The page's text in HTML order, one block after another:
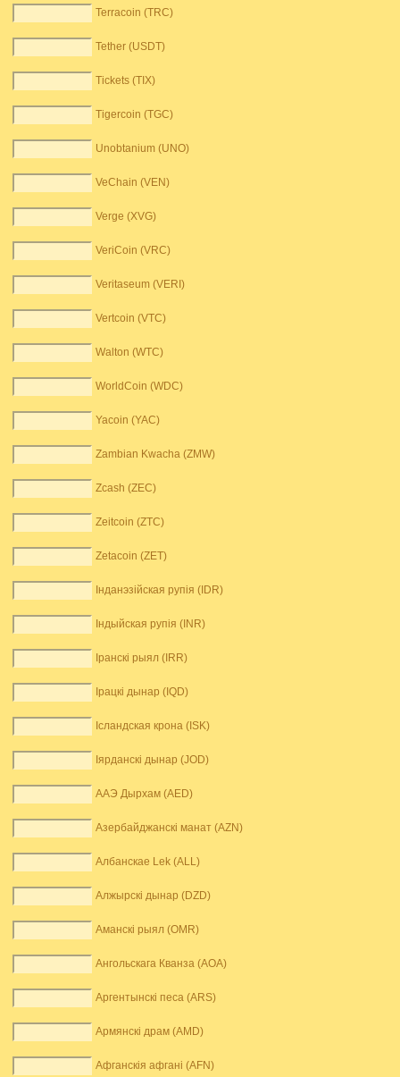
Terracoin (TRC)
Tether (USDT)
Tickets (TIX)
Tigercoin (TGC)
Unobtanium (UNO)
VeChain (VEN)
Verge (XVG)
VeriCoin (VRC)
Veritaseum (VERI)
Vertcoin (VTC)
Walton (WTC)
WorldCoin (WDC)
Yacoin (YAC)
Zambian Kwacha (ZMW)
Zcash (ZEC)
Zeitcoin (ZTC)
Zetacoin (ZET)
Інданэзійская рупія (IDR)
Індыйская рупія (INR)
Іранскі рыял (IRR)
Ірацкі дынар (IQD)
Ісландская крона (ISK)
Іярданскі дынар (JOD)
ААЭ Дырхам (AED)
Азербайджанскі манат (AZN)
Албанскае Lek (ALL)
Алжырскі дынар (DZD)
Аманскі рыял (OMR)
Ангольскага Кванза (AOA)
Аргентынскі песа (ARS)
Армянскі драм (AMD)
Афганскія афгані (AFN)